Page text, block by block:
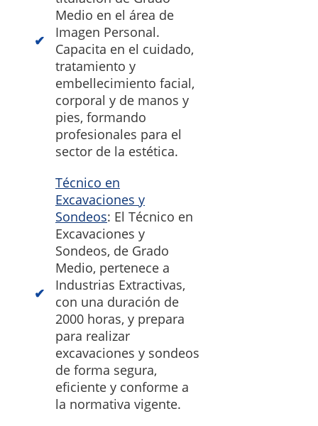
Medio en el área de
Imagen Personal.
Capacita en el cuidado,
tratamiento y
embellecimiento facial,
corporal y de manos y
pies, formando
profesionales para el
sector de la estética.
Técnico en
Excavaciones y
Sondeos: El Técnico en
Excavaciones y
Sondeos, de Grado
Medio, pertenece a
Industrias Extractivas,
con una duración de
2000 horas, y prepara
para realizar
excavaciones y sondeos
de forma segura,
eficiente y conforme a
la normativa vigente.